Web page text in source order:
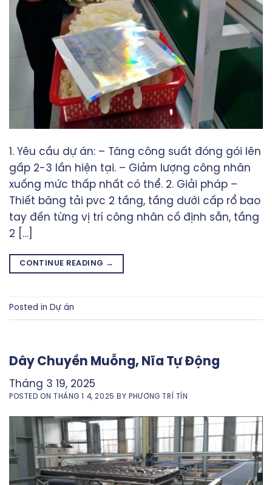
1. Yêu cầu dự án: – Tăng công suất đóng gói lên
gấp 2-3 lần hiện tại. – Giảm lượng công nhân
xuống mức thấp nhất có thể. 2. Giải pháp –
Thiết băng tải pvc 2 tầng, tầng dưới cấp rổ bao
tay đến từng vị trí công nhân cố định sẵn, tầng
2 […]
CONTINUE READING →
Posted in Dự án
Dây Chuyền Muỗng, Nĩa Tự Động
Tháng 3 19, 2025
POSTED ON THÁNG 1 4, 2025 BY PHƯƠNG TRÍ TÍN